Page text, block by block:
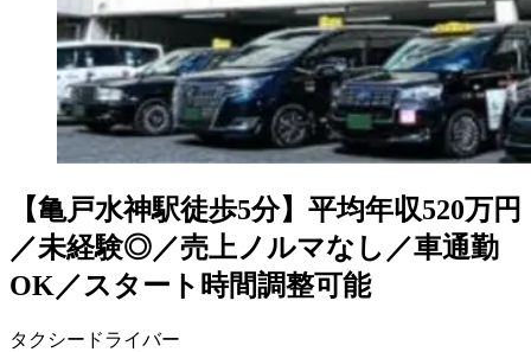
【亀戸水神駅徒歩5分】平均年収520万円
／未経験◎／売上ノルマなし／車通勤
OK／スタート時間調整可能
タクシードライバー